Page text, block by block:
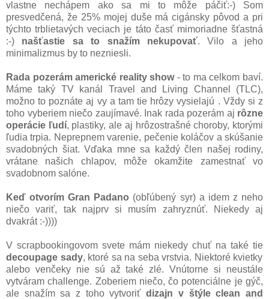
vlastne nechápem ako sa mi to môže páčiť:-) Som
presvedčená, že 25% mojej duše má cigánsky pôvod a pri
týchto trblietavých veciach je táto časť mimoriadne šťastná
:-) našťastie sa to snažím nekupovať. Vilo a jeho
minimalizmus by to nezniesli.
Rada pozerám americké reality show- to ma celkom baví.
Máme taký TV kanál Travel and Living Channel (TLC),
možno to poznáte aj vy a tam tie hrôzy vysielajú . Vždy si z
toho vyberiem niečo zaujímavé. Inak rada pozerám aj rôzne
operácie ľudí, plastiky, ale aj hrôzostrašné choroby, ktorými
ľudia trpia. Neprepnem varenie, pečenie koláčov a skúšanie
svadobných šiat. Vďaka mne sa každý člen našej rodiny,
vrátane našich chlapov, môže okamžite zamestnať vo
svadobnom salóne.
Keď otvorím Gran Padano (obľúbený syr) a idem z neho
niečo variť, tak najprv si musím zahryznúť. Niekedy aj
dvakrát :-))))
V scrapbookingovom svete mám niekedy chuť na také tie
decoupage sady, ktoré sa na seba vrstvia. Niektoré kvietky
alebo venčeky nie sú až také zlé. Vnútorne si neustále
vytváram challenge. Zoberiem niečo, čo potenciálne je gýč,
ale snažím sa z toho vytvoriť dizajn v štýle clean and